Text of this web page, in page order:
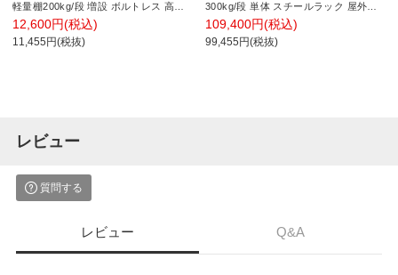
軽量棚200kg/段 増設 ボルトレス 高さ
1200x幅1200x奥行300x天地3段
12,600円(税込)
11,455円(税抜)
300kg/段 単体 スチールラック 屋外ラ
ック棚 錆に強いラック 長寿命 耐アル
カリ性 幅1200×奥行450×高さ2400mm
天地6段
109,400円(税込)
99,455円(税抜)
レビュー
質問する
レビュー Q&A